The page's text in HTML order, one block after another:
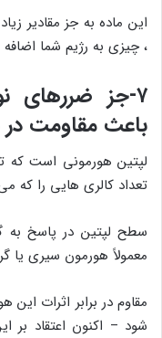
این ماده به جز مقادیر
، چیزی به رژیم شما
۷-جز ضررهای
باعث مقاومت در
لپتین هورمونی است که
تعداد کالری هایی را که
سطح لپتین در پاسخ به
معمولاً هورمون سیری یا
مقاوم در برابر اثرات
شود – اکنون اعتقاد